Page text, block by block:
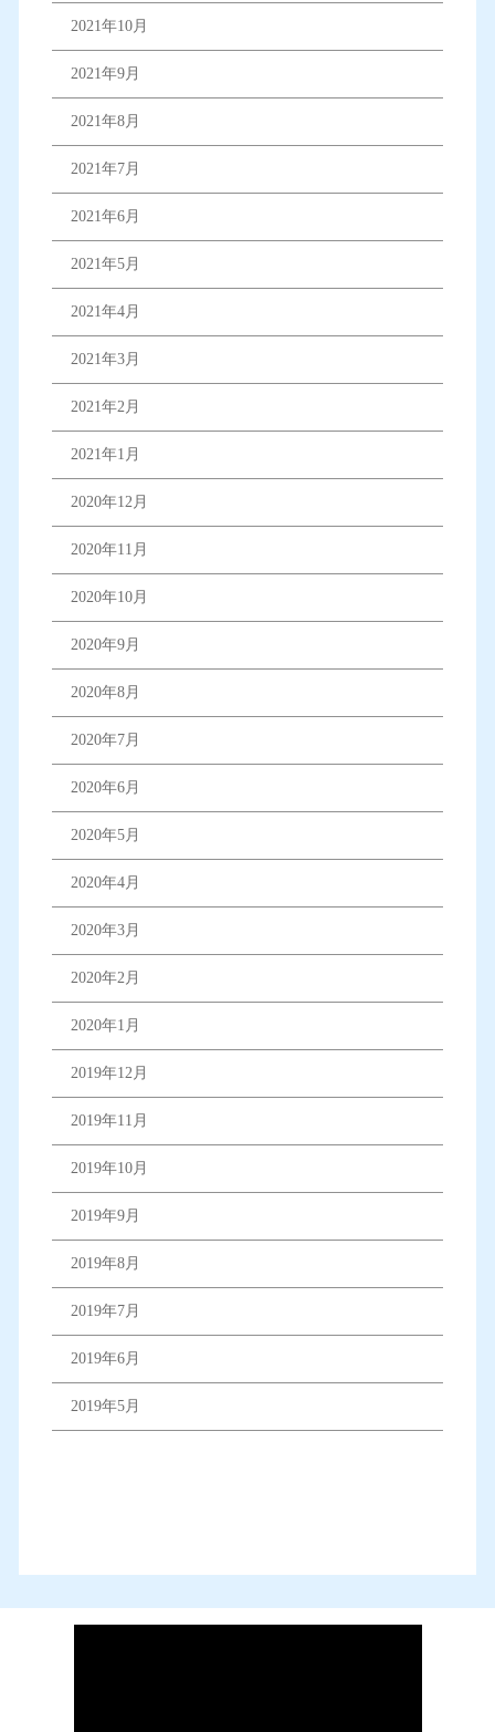
2021年10月
2021年9月
2021年8月
2021年7月
2021年6月
2021年5月
2021年4月
2021年3月
2021年2月
2021年1月
2020年12月
2020年11月
2020年10月
2020年9月
2020年8月
2020年7月
2020年6月
2020年5月
2020年4月
2020年3月
2020年2月
2020年1月
2019年12月
2019年11月
2019年10月
2019年9月
2019年8月
2019年7月
2019年6月
2019年5月